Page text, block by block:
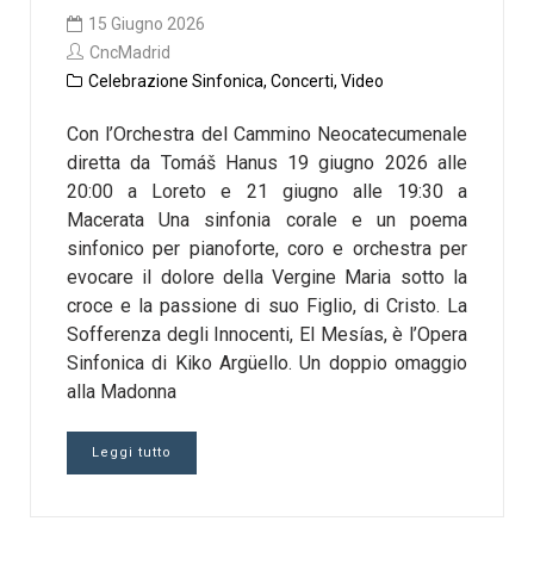
15 Giugno 2026
CncMadrid
Celebrazione Sinfonica, Concerti, Video
Con l’Orchestra del Cammino Neocatecumenale
diretta da Tomáš Hanus 19 giugno 2026 alle
20:00 a Loreto e 21 giugno alle 19:30 a
Macerata Una sinfonia corale e un poema
sinfonico per pianoforte, coro e orchestra per
evocare il dolore della Vergine Maria sotto la
croce e la passione di suo Figlio, di Cristo. La
Sofferenza degli Innocenti, El Mesías, è l’Opera
Sinfonica di Kiko Argüello. Un doppio omaggio
alla Madonna
Leggi tutto